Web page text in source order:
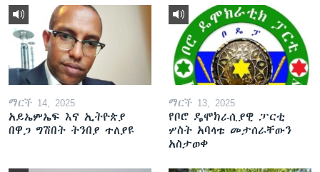
ማርች 14, 2025
አይኤምኤፍ እና ኢትዮጵያ
በዋጋ ግሽበት ትንበያ ተለያዩ
ማርች 13, 2025
የቦሮ ዴሞክራሲያዊ ፓርቲ
ሦስት አባላቱ መታሰራቸውን
አስታወቀ